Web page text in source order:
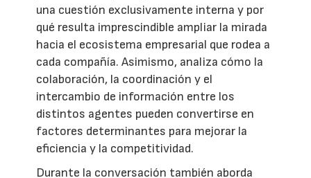
una cuestión exclusivamente interna y por
qué resulta imprescindible ampliar la mirada
hacia el ecosistema empresarial que rodea a
cada compañía. Asimismo, analiza cómo la
colaboración, la coordinación y el
intercambio de información entre los
distintos agentes pueden convertirse en
factores determinantes para mejorar la
eficiencia y la competitividad.
Durante la conversación también aborda